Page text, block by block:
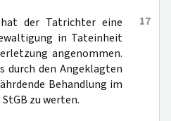
17
der Tatrichter eine
in Tateinheit
angenommen.
durch den Angeklagten
Behandlung im
StGB zu werten.